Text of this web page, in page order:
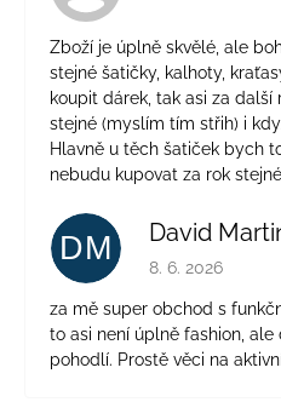
Zboží je úplně skvělé, ale
stejné šatičky, kalhoty,
koupit dárek, tak asi za
stejné (myslím tím střih) i
Hlavně u těch šatiček bych
nebudu kupovat za rok
DM David
Hodnocení
8. 6. 2026
za mě super obchod s
to asi není úplně fashion, ale
pohodlí. Prostě věci na